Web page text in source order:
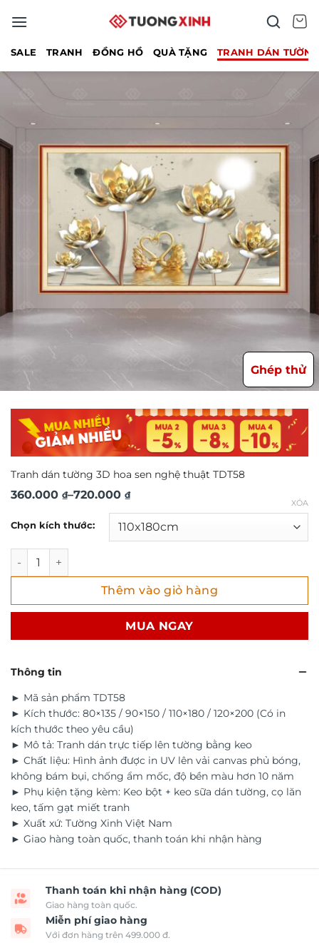
qua
SALE TRANH ĐỒNG HỒ QUÀ TẶNG TRANH DÁN
Ghép thử
Tranh dán tường 3D hoa sen nghệ thuật TDT58
360.000 ₫–720.000 ₫
Khoảng
360.000 ₫
đến
720.000 ₫
Chọn kích thước:
XÓA
Tranh dán tường 3D hoa sen nghệ thuật TDT58 số lượng
Thêm vào giỏ hàng
MUA NGAY
Thông tin
► Mã sản phẩm TDT58
► Kích thước: 80×135 / 90×150 / 110×180 / 120×200 (Có in
kích thước theo yêu cầu)
► Mô tả: Tranh dán trực tiếp lên tường bằng keo
► Chất liệu: Hình ảnh được in UV lên vải canvas phủ bóng,
không bám bụi, chống ẩm mốc, độ bền màu hơn 10 năm
► Phụ kiện tặng kèm: Keo bột + keo sữa dán tường, cọ lăn
keo, tấm gạt miết tranh
► Xuất xứ: Tường Xinh Việt Nam
► Giao hàng toàn quốc, thanh toán khi nhận hàng
Thanh toán khi nhận hàng (COD)
Giao hàng toàn quốc.
Miễn phí giao hàng
Với đơn hàng trên 499.000 đ.